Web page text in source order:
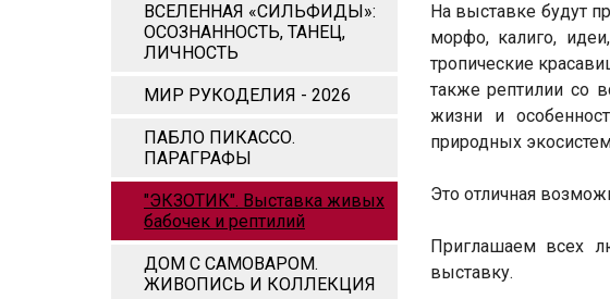
ВСЕЛЕННАЯ «СИЛЬФИДЫ»:
ОСОЗНАННОСТЬ, ТАНЕЦ,
ЛИЧНОСТЬ
МИР РУКОДЕЛИЯ - 2026
ПАБЛО ПИКАССО.
ПАРАГРАФЫ
"ЭКЗОТИК". Выставка живых
бабочек и рептилий
ДОМ С САМОВАРОМ.
ЖИВОПИСЬ И КОЛЛЕКЦИЯ
На выставке будут
морфо, калиго,
тропические
также рептилии со
жизни и
природных
Это отличная
Приглашаем всех
выставку.